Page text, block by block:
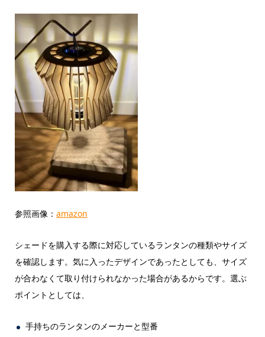
参照画像： amazon
シェードを購入する際に対応しているランタンの種類やサイズ
を確認します。気に入ったデザインであったとしても、サイズ
が合わなくて取り付けられなかった場合があるからです。選ぶ
ポイントとしては、
手持ちのランタンのメーカーと型番